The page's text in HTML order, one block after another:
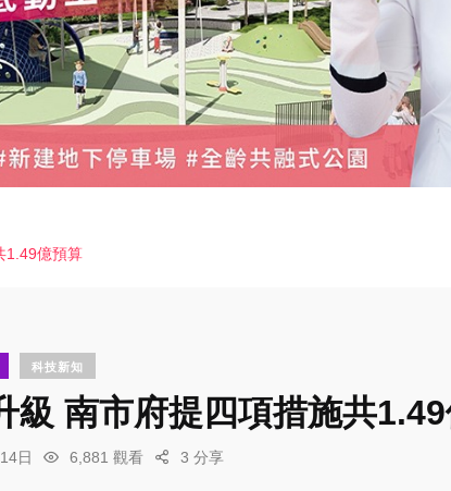
1.49億預算
科技新知
級 南市府提四項措施共
日 6,881 觀看 3 分享